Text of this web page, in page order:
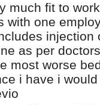
much fit to
with one
injection
as per doctors
most worse
i have i